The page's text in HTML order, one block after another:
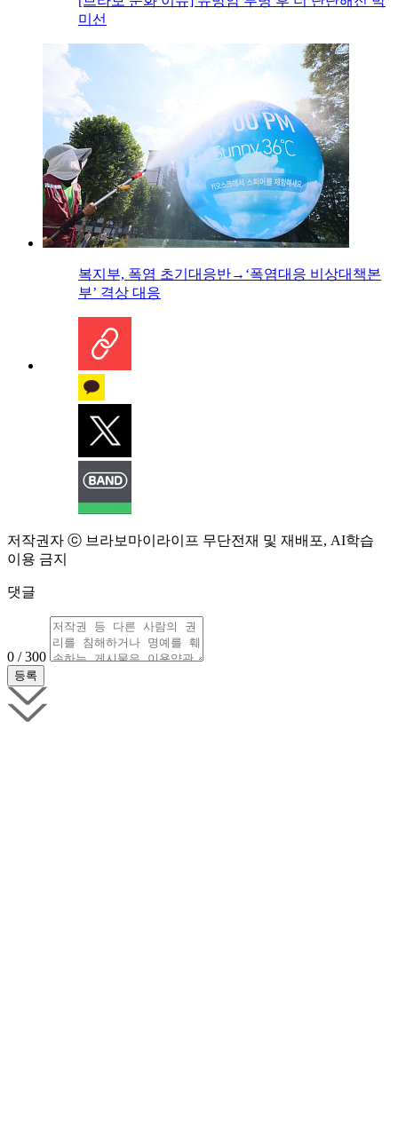
미선
복지부, 폭염 초기대응반→‘폭염대응 비상대책본
부’ 격상 대응
저작권자 ⓒ 브라보마이라이프 무단전재 및 재배포, AI학습
이용 금지
댓글
0 / 300